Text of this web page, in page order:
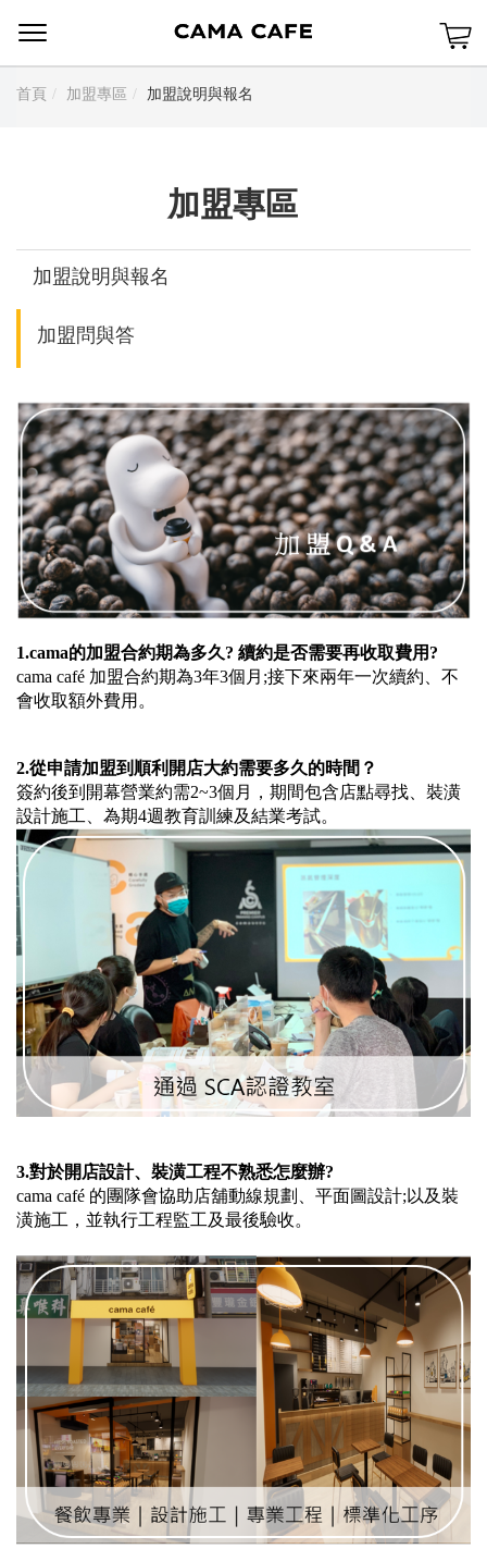
首頁 加盟專區 加盟說明與報名
加盟專區
加盟說明與報名
加盟問與答
1.cama的加盟合約期為多久? 續約是否需要再收取費用?
cama café 加盟合約期為3年3個月;接下來兩年一次續約、不
會收取額外費用。
2.從申請加盟到順利開店大約需要多久的時間？
簽約後到開幕營業約需2~3個月，期間包含店點尋找、裝潢
設計施工、為期4週教育訓練及結業考試。
3.對於開店設計、裝潢工程不熟悉怎麼辦?
cama café 的團隊會協助店舖動線規劃、平面圖設計;以及裝
潢施工，並執行工程監工及最後驗收。